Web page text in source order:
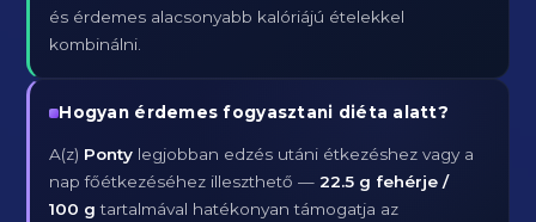
és érdemes alacsonyabb kalóriájú ételekkel
kombinálni.
Hogyan érdemes fogyasztani diéta alatt?
A(z) Ponty legjobban edzés utáni étkezéshez vagy a
nap főétkezéséhez illeszthető —22.5 g fehérje /
100 g tartalmával hatékonyan támogatja az